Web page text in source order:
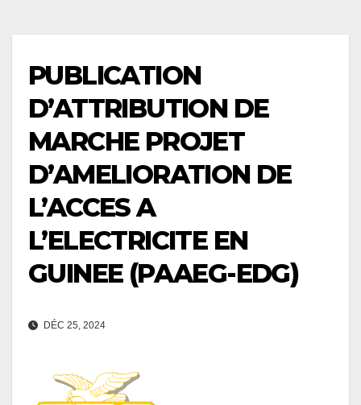
PUBLICATION
D’ATTRIBUTION DE
MARCHE PROJET
D’AMELIORATION DE
L’ACCES A
L’ELECTRICITE EN
GUINEE (PAAEG-EDG)
DÉC 25, 2024